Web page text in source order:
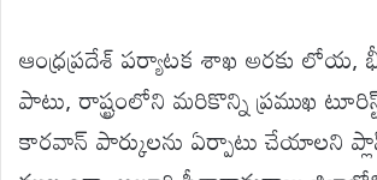
ఆంధ్రప్రదేశ్ పర్యాటక శాఖ అరకు
పాటు, రాష్ట్రంలోని మరికొన్ని ప్రముఖ
కారవాన్ పార్కులను ఏర్పాటు చేయాలని